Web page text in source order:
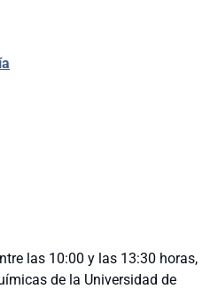
las 10:00 y las 13:30 horas,
de la Universidad de